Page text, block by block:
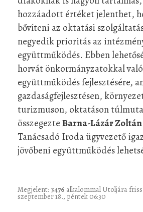
hozzáadott értéket jelenthet,
bővíteni az oktatási
negyedik prioritás az
együttműködés. Ebben
horvát önkormányzatokkal
együttműködés fejlesztésére,
gazdaságfejlesztésen,
turizmuson, oktatáson
összegezte Barna-Lázár Zoltán
Tanácsadó Iroda ügyvezető
jövőbeni együttműködés
Megjelent: 3476 alkalommal Utoljára
szeptember 18., péntek 06:30